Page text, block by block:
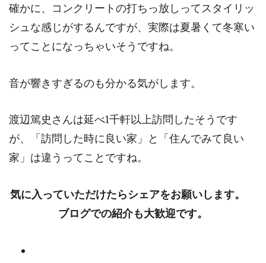
確かに、コンクリートの打ちっ放しってスタイリッ
シュな感じがするんですが、実際は夏暑くて冬寒い
ってことになっちゃいそうですね。
音が響きすぎるのも分かる気がします。
渡辺篤史さんは延べ1千軒以上訪問したそうです
が、「訪問した時に良い家」と「住んでみて良い
家」は違うってことですね。
気に入っていただけたらシェアをお願いします。
ブログでの紹介も大歓迎です。